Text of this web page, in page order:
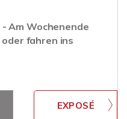
Am Wochenende
fahren ins